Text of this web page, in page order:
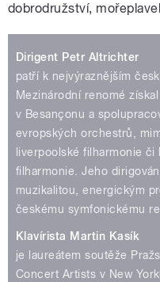
dobrodružství,
Dirigent Petr Altrichter
patří k nejvýraznějším
Mezinárodní renomé
v Besançonu a
evropských orchestrů,
liverpoolské filharmonie
filharmonie. Jeho
muzikalitou, energickým
českému symfonickému
Klavírista Martin Kasík
je laureátem soutěže
Concert Artists v New